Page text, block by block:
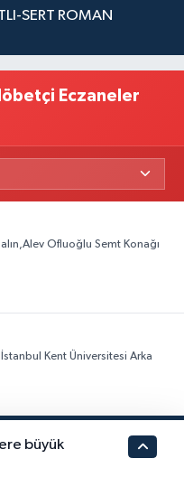
SERT ROMAN
Eczaneler
Ofluoğlu Semt Konağı
Kent Üniversitesi Arka
A Fatih Sultan ASM Yanı
büyük